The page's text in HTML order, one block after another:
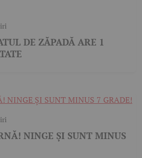
DE ZĂPADĂ ARE 1
NINGE ȘI SUNT MINUS